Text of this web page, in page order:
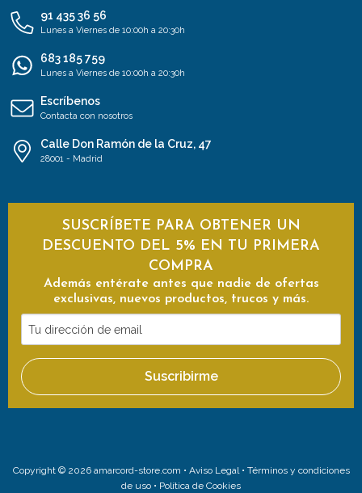
91 435 36 56
Lunes a Viernes de 10:00h a 20:30h
683 185 759
Lunes a Viernes de 10:00h a 20:30h
Escríbenos
Contacta con nosotros
Calle Don Ramón de la Cruz, 47
28001 - Madrid
SUSCRÍBETE PARA OBTENER UN
DESCUENTO DEL 5% EN TU PRIMERA
COMPRA
Además entérate antes que nadie de ofertas
exclusivas, nuevos productos, trucos y más.
Tu
dirección
de
email
Suscribirme
Copyright © 2026 amarcord-store.com • Aviso Legal • Términos y condiciones
de uso • Política de Cookies